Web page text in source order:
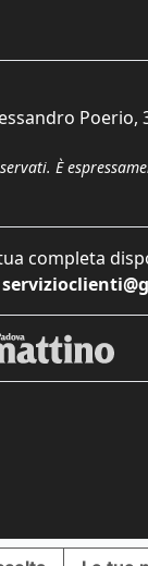
Poerio,
È
completa